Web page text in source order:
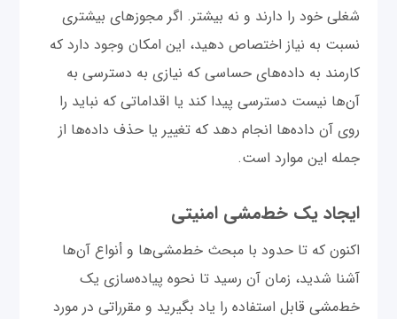
شغلی خود را دارند و نه بیشتر. اگر مجوزهای بیشتری
نسبت به نیاز اختصاص دهید، این امکان وجود دارد که
کارمند به داده‌های حساسی که نیازی به دسترسی به
آن‌ها نیست دسترسی پیدا کند یا اقداماتی که نباید را
روی آن داده‌ها انجام دهد که تغییر یا حذف داده‌ها از
جمله این موارد است.
ایجاد یک خط‌مشی امنیتی
اکنون که تا حدود با مبحث خط‌مشی‌ها و أنواع آن‌ها
آشنا شدید، زمان آن رسید تا نحوه پیاده‌سازی یک
خط‌مشی قابل استفاده را یاد بگیرید و مقرراتی در مورد